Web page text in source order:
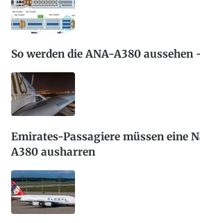
So werden die ANA-A380
Emirates-Passagiere müssen eine
A380 ausharren